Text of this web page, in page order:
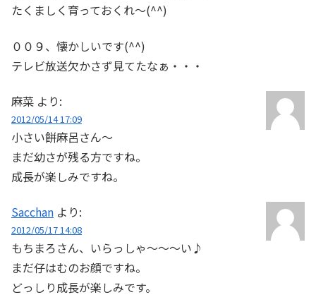
たくましく育っておくれ～(^^)
００９、懐かしいです(^^)
テレビ放送欠かさず見てたなぁ・・・
麻菜 より:
2012/05/14 17:09
小さい餅麻呂さん～
まだ幼さが残る方ですね。
成長が楽しみですね。
Sacchan より:
2012/05/17 14:08
もちまろさん、いらっしゃ～～～い♪
まだ仔はむのお顔ですね。
どっしり成長が楽しみです。